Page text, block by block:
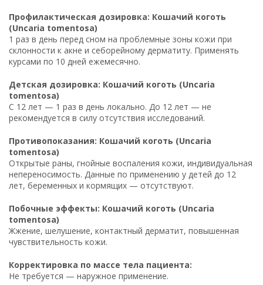
Профилактическая дозировка: Кошачий коготь
(Uncaria tomentosa)
1 раз в день перед сном на проблемные зоны кожи при
склонности к акне и себорейному дерматиту. Применять
курсами по 10 дней ежемесячно.
Детская дозировка: Кошачий коготь (Uncaria
tomentosa)
С 12 лет — 1 раз в день локально. До 12 лет — не
рекомендуется в силу отсутствия исследований.
Противопоказания: Кошачий коготь (Uncaria
tomentosa)
Открытые раны, гнойные воспаления кожи, индивидуальная
непереносимость. Данные по применению у детей до 12
лет, беременных и кормящих — отсутствуют.
Побочные эффекты: Кошачий коготь (Uncaria
tomentosa)
Жжение, шелушение, контактный дерматит, повышенная
чувствительность кожи.
Корректировка по массе тела пациента:
Не требуется — наружное применение.